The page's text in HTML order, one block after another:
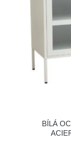
BÍLÁ